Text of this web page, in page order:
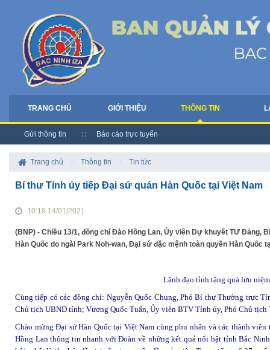
TRANG CHỦ GIỚI THIỆU THÔNG TIN
Gửi thông tin Báo cáo trực tuyến
Trang chủ Thông tin Tin tức
Bí thư Tỉnh ủy tiếp Đại sứ quán Hàn Quốc tại Việt Nam
10:19 14/01/2021
(BNP) - Chiều 13/1, đồng chí Đào Hồng Lan, Ủy viên Dự khuyết TƯ
Hàn Quốc do ngài Park Noh-wan, Đại sứ đặc mệnh toàn quyền Hàn
Lãnh đạo tỉnh tặng quà lưu
Cùng tiếp có các đồng chí: Nguyễn Quốc Chung, Phó Bí thư Thường trực
Chủ tịch UBND tỉnh; Vương Quốc Tuấn, Ủy viên BTV Tỉnh ủy, Phó Chủ
Chào mừng Đại sứ Hàn Quốc tại Việt Nam cùng phu nhân và các thành
Hồng Lan thông tin nhanh với Đoàn về những kết quả nổi bật tỉnh Bắc